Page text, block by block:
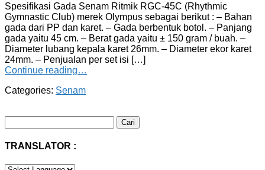
Spesifikasi Gada Senam Ritmik RGC-45C (Rhythmic
Gymnastic Club) merek Olympus sebagai berikut : – Bahan
gada dari PP dan karet. – Gada berbentuk botol. – Panjang
gada yaitu 45 cm. – Berat gada yaitu ± 150 gram / buah. –
Diameter lubang kepala karet 26mm. – Diameter ekor karet
24mm. – Penjualan per set isi […]
Continue reading…
Categories: Senam
untuk:
TRANSLATOR :